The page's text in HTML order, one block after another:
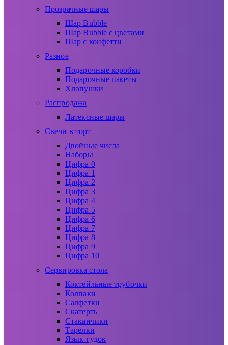
Прозрачные шары
Шар Bubble
Шар Bubble с цветами
Шар с конфетти
Разное
Подарочные коробки
Подарочные пакеты
Хлопушки
Распродажа
Латексные шары
Свечи в торт
Двойные числа
Наборы
Цифра 0
Цифра 1
Цифра 2
Цифра 3
Цифра 4
Цифра 5
Цифра 6
Цифра 7
Цифра 8
Цифра 9
Цифра 10
Сервировка стола
Коктейльные трубочки
Колпаки
Салфетки
Скатерть
Стаканчики
Тарелки
Язык-гудок